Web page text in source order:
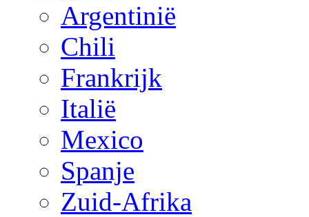
Argentinië
Chili
Frankrijk
Italië
Mexico
Spanje
Zuid-Afrika